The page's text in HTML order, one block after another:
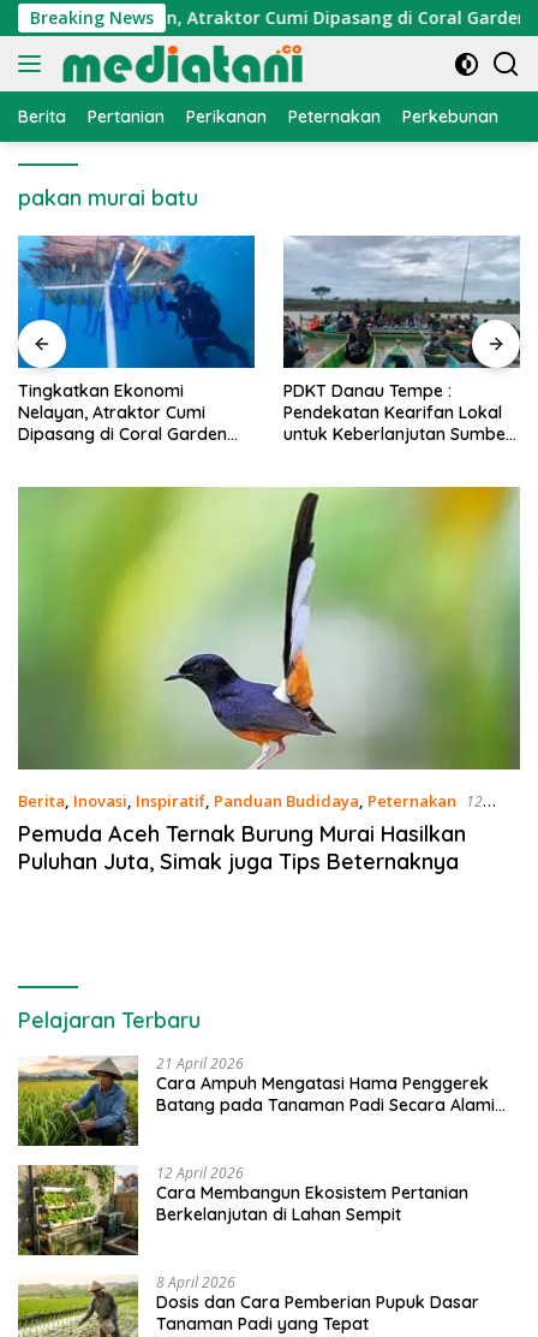
Langsung
ke
konten
Breaking News
Nelayan, Atraktor Cumi Dipasang di Coral Garden
Berita Pertanian Perikanan Peternakan Perkebunan
pakan murai batu
PDKT Danau Tempe :
Pendekatan Kearifan Lokal
untuk Keberlanjutan Sumber
Cara Mengatasi Penyakit
PMK pada Sapi Perah
Alami dan Medis
Berita, Inovasi, Inspiratif, Panduan Budidaya, Peternakan
12
Februari 2021
Pemuda Aceh Ternak Burung Murai Hasilkan
Puluhan Juta, Simak juga Tips Beternaknya
Pelajaran Terbaru
21 April 2026
Cara Ampuh Mengatasi Hama Penggerek
Batang pada Tanaman Padi Secara Alami
12 April 2026
Cara Membangun Ekosistem Pertanian
Berkelanjutan di Lahan Sempit
8 April 2026
Dosis dan Cara Pemberian Pupuk Dasar
Tanaman Padi yang Tepat